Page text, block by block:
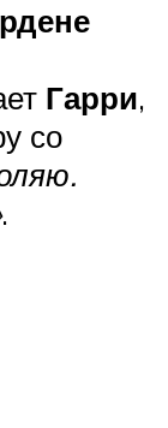
Гарри,
со
.